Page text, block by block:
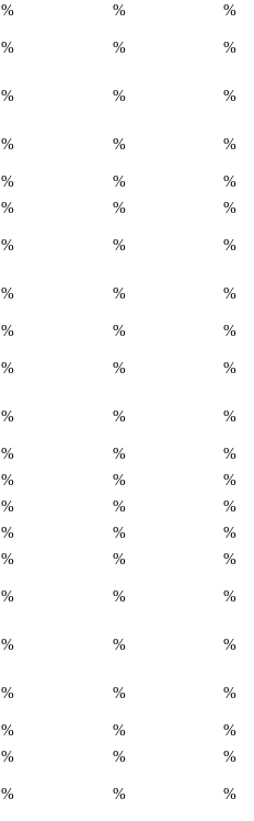
% %
%
% % %
% % %
% % %
% %
%
% %
%
% % %
% % %
% %
%
% % %
% % %
% %
%
% %
%
% %
%
% %
%
% %
%
% % %
% % %
% % %
% %
%
% %
%
% % %